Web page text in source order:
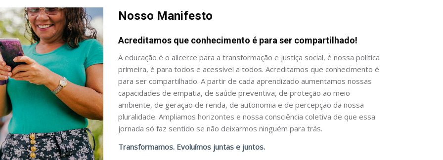
Nosso Manifesto
Acreditamos que conhecimento é para ser compartilhado!
A educação é o alicerce para a transformação e justiça social, é nossa política
primeira, é para todos e acessível a todos. Acreditamos que conhecimento é
para ser compartilhado. A partir de cada aprendizado aumentamos nossas
capacidades de empatia, de saúde preventiva, de proteção ao meio
ambiente, de geração de renda, de autonomia e de percepção da nossa
pluralidade. Ampliamos horizontes e nossa consciência coletiva de que essa
jornada só faz sentido se não deixarmos ninguém para trás.
Transformamos. Evoluímos juntas e juntos.